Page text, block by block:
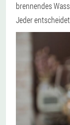
brennendes
Jeder